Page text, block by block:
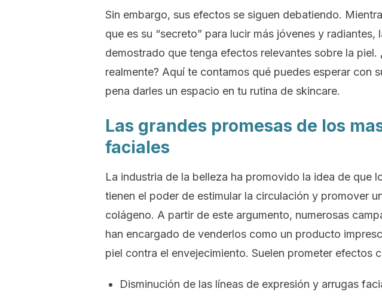
Sin embargo, sus efectos se siguen debatiendo.
que es su “secreto” para lucir más jóvenes y radiantes,
demostrado que tenga efectos relevantes sobre la piel.
realmente? Aquí te contamos qué puedes esperar con
pena darles un espacio en tu rutina de skincare.
Las grandes promesas de los
faciales
La industria de la belleza ha promovido la idea de que
tienen el poder de estimular la circulación y promover
colágeno. A partir de este argumento, numerosas
han encargado de venderlos como un producto
piel contra el envejecimiento. Suelen prometer efectos
Disminución de las líneas de expresión y arrugas